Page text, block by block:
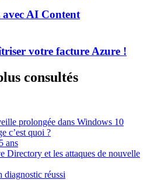
avec AI Content
votre facture Azure !
consultés
prolongée dans Windows 10
c’est quoi ?
ans
Directory et les attaques de nouvelle
diagnostic réussi